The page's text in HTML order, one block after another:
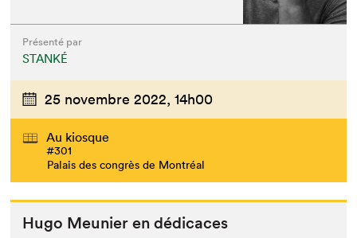
Présenté par
STANKÉ
25 novembre 2022, 14h00
Au kiosque
#301
Palais des congrès de Montréal
Hugo Meu­nier en dédicaces